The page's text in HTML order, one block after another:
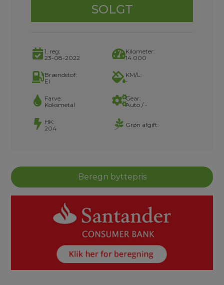
SOLGT
1. reg:
23-08-2022
Kilometer:
14.000
Brændstof:
El
KM/L:
-
Farve:
Koksmetal
Gear:
Auto / -
HK:
204
Grøn afgift:
Beregn byttepris